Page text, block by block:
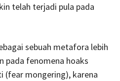
telah terjadi pula pada
sebuah metafora lebih
pada fenomena hoaks
(fear mongering), karena